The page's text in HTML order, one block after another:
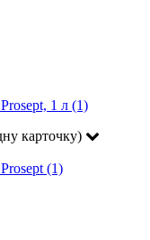
1 л (1)
карточку)
(1)